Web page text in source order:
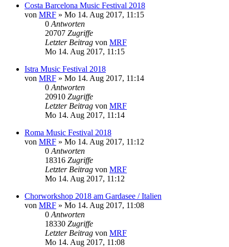
Costa Barcelona Music Festival 2018
von MRF » Mo 14. Aug 2017, 11:15
0 Antworten
20707 Zugriffe
Letzter Beitrag von MRF
Mo 14. Aug 2017, 11:15
Istra Music Festival 2018
von MRF » Mo 14. Aug 2017, 11:14
0 Antworten
20910 Zugriffe
Letzter Beitrag von MRF
Mo 14. Aug 2017, 11:14
Roma Music Festival 2018
von MRF » Mo 14. Aug 2017, 11:12
0 Antworten
18316 Zugriffe
Letzter Beitrag von MRF
Mo 14. Aug 2017, 11:12
Chorworkshop 2018 am Gardasee / Italien
von MRF » Mo 14. Aug 2017, 11:08
0 Antworten
18330 Zugriffe
Letzter Beitrag von MRF
Mo 14. Aug 2017, 11:08